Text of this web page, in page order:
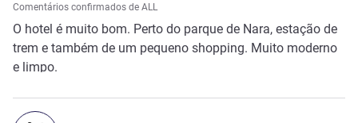
Comentários confirmados de ALL
O hotel é muito bom. Perto do parque de Nara, estação de
trem e também de um pequeno shopping. Muito moderno
e limpo.